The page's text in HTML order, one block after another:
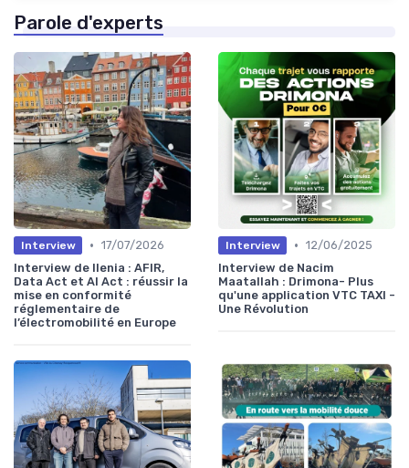
Parole d'experts
Interview • 17/07/2026
Interview de Ilenia : AFIR,
Data Act et AI Act : réussir la
mise en conformité
réglementaire de
l’électromobilité en Europe
Interview • 12/06/2025
Interview de Nacim
Maatallah : Drimona- Plus
qu'une application VTC TAXI -
Une Révolution